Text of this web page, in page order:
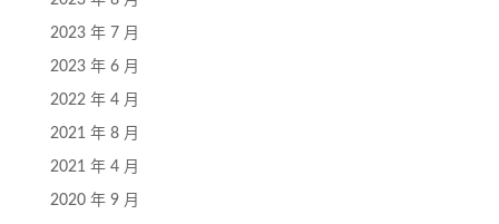
2023 年 7 月
2023 年 6 月
2022 年 4 月
2021 年 8 月
2021 年 4 月
2020 年 9 月